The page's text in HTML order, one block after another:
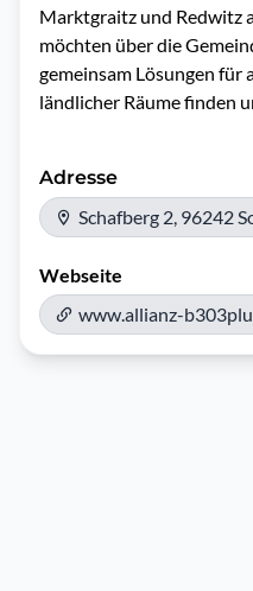
Marktgraitz und Redwitz
möchten über die
gemeinsam Lösungen
ländlicher Räume finden
Adresse
Schafberg 2, 96242
Webseite
www.allianz-